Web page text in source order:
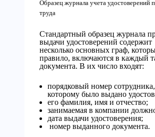
Образец журнала учета удостоверений
труда
Стандартный образец журнала
выдачи удостоверений содержит
несколько основных граф,
правило, включаются в каждый
документа. В их число входят:
порядковый номер сотрудника,
которому было выдано
его фамилия, имя и отчество;
занимаемая в компании
дата выдачи удостоверения;
номер выданного документа.